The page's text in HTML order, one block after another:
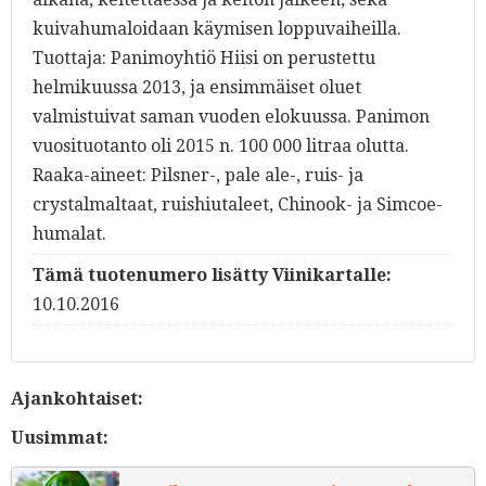
kuivahumaloidaan käymisen loppuvaiheilla.
Tuottaja: Panimoyhtiö Hiisi on perustettu
helmikuussa 2013, ja ensimmäiset oluet
valmistuivat saman vuoden elokuussa. Panimon
vuosituotanto oli 2015 n. 100 000 litraa olutta.
Raaka-aineet: Pilsner-, pale ale-, ruis- ja
crystalmaltaat, ruishiutaleet, Chinook- ja Simcoe-
humalat.
Tämä tuotenumero lisätty Viinikartalle:
10.10.2016
Ajankohtaiset:
Uusimmat: